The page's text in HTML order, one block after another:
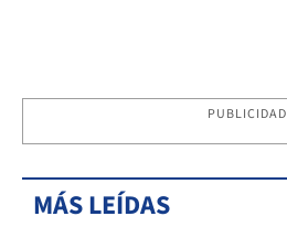
PUBLICIDAD
MÁS LEÍDAS